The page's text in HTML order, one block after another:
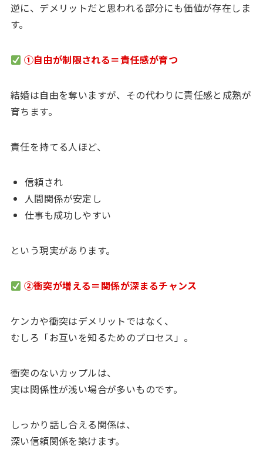
逆に、デメリットだと思われる部分にも価値が存在しま
す。
①自由が制限される＝責任感が育つ
結婚は自由を奪いますが、その代わりに責任感と成熟が
育ちます。
責任を持てる人ほど、
信頼され
人間関係が安定し
仕事も成功しやすい
という現実があります。
②衝突が増える＝関係が深まるチャンス
ケンカや衝突はデメリットではなく、
むしろ「お互いを知るためのプロセス」。
衝突のないカップルは、
実は関係性が浅い場合が多いものです。
しっかり話し合える関係は、
深い信頼関係を築けます。